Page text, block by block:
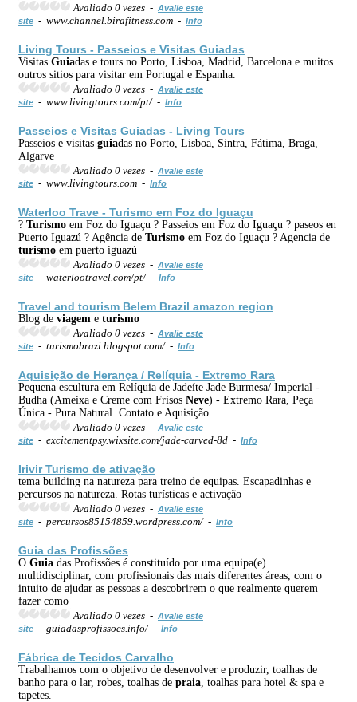
Avaliado 0 vezes - Avalie este
site - www.channel.birafitness.com - Info
Living Tours - Passeios e Visitas Guiadas
Visitas Guiadas e tours no Porto, Lisboa, Madrid, Barcelona e muitos
outros sitios para visitar em Portugal e Espanha.
Avaliado 0 vezes - Avalie este
site - www.livingtours.com/pt/ - Info
Passeios e Visitas Guiadas - Living Tours
Passeios e visitas guiadas no Porto, Lisboa, Sintra, Fátima, Braga,
Algarve
Avaliado 0 vezes - Avalie este
site - www.livingtours.com - Info
Waterloo Trave - Turismo em Foz do Iguaçu
? Turismo em Foz do Iguaçu ? Passeios em Foz do Iguaçu ? paseos en
Puerto Iguazú ? Agência de Turismo em Foz do Iguaçu ? Agencia de
turismo em puerto iguazú
Avaliado 0 vezes - Avalie este
site - waterlootravel.com/pt/ - Info
Travel and tourism Belem Brazil amazon region
Blog de viagem e turismo
Avaliado 0 vezes - Avalie este
site - turismobrazi.blogspot.com/ - Info
Aquisição de Herança / Relíquia - Extremo Rara
Pequena escultura em Relíquia de Jadeíte Jade Burmesa/ Imperial -
Budha (Ameixa e Creme com Frisos Neve) - Extremo Rara, Peça
Única - Pura Natural. Contato e Aquisição
Avaliado 0 vezes - Avalie este
site - excitementpsy.wixsite.com/jade-carved-8d - Info
IrivirTurismo de ativação
tema building na natureza para treino de equipas. Escapadinhas e
percursos na natureza. Rotas turísticas e activação
Avaliado 0 vezes - Avalie este
site - percursos85154859.wordpress.com/ - Info
Guia das Profissões
O Guia das Profissões é constituído por uma equipa(e)
multidisciplinar, com profissionais das mais diferentes áreas, com o
intuito de ajudar as pessoas a descobrirem o que realmente querem
fazer como
Avaliado 0 vezes - Avalie este
site - guiadasprofissoes.info/ - Info
Fábrica de Tecidos Carvalho
Trabalhamos com o objetivo de desenvolver e produzir, toalhas de
banho para o lar, robes, toalhas de praia , toalhas para hotel & spa e
tapetes.